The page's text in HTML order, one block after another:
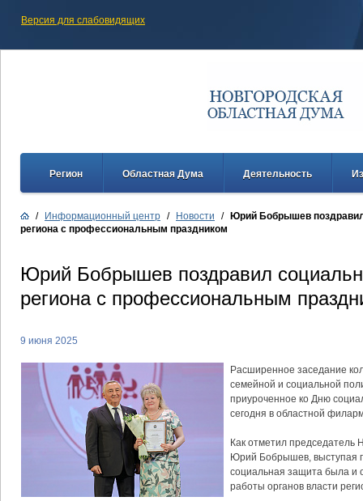
Версия для слабовидящих
Регион Областная Дума Деятельность
/ Информационный центр / Новости /
Юрий Бобрышев
региона с профессиональным праздником
Юрий Бобрышев поздравил
региона с профессиональным
9 июня 2025
Расширенное заседание
семейной и социальной
приуроченное ко Дню
сегодня в областной
Как отметил председатель
Юрий Бобрышев, выступая
социальная защита была и
работы органов власти